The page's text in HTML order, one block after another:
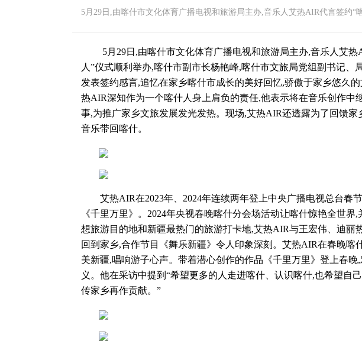
5月29日,由喀什市文化体育广播电视和旅游局主办,音乐人艾热AIR代言签约“
5月29日,由喀什市文化体育广播电视和旅游局主办,音乐人艾热
人”仪式顺利举办,喀什市副市长杨艳峰,喀什市文旅局党组副书记、
发表签约感言,追忆在家乡喀什市成长的美好回忆,骄傲于家乡悠久
热AIR深知作为一个喀什人身上肩负的责任,他表示将在音乐创作中
事,为推广家乡文旅发展发光发热。现场,艾热AIR还透露为了回馈
音乐带回喀什。
艾热AIR在2023年、2024年连续两年登上中央广播电视总台春节
《千里万里》。2024年央视春晚喀什分会场活动让喀什惊艳全世
想旅游目的地和新疆最热门的旅游打卡地,艾热AIR与王宏伟、迪丽
回到家乡,合作节目《舞乐新疆》令人印象深刻。艾热AIR在春晚喀
美新疆,唱响游子心声。带着潜心创作的作品《千里万里》登上春
义。他在采访中提到“希望更多的人走进喀什、认识喀什,也希望自
传家乡再作贡献。”